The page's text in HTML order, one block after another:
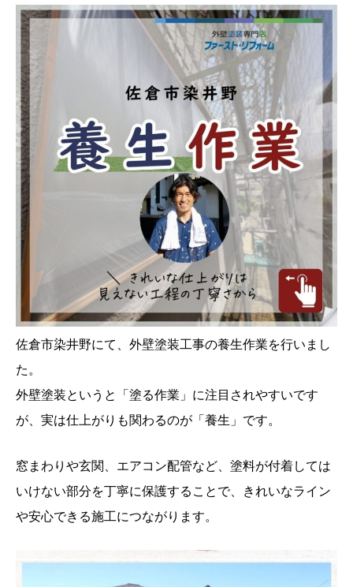
佐倉市染井野にて、外壁塗装工事の養生作業を行いまし
た。
外壁塗装というと「塗る作業」に注目されやすいです
が、実は仕上がりも関わるのが「養生」です。
窓まわりや玄関、エアコン配管など、塗料が付着しては
いけない部分を丁寧に保護することで、きれいなライン
や安心できる施工につながります。